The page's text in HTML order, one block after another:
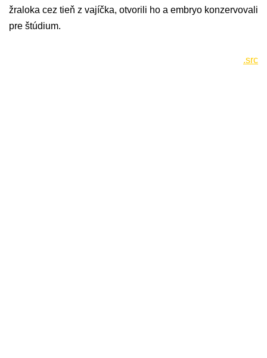
žraloka cez tieň z vajíčka, otvorili ho a embryo konzervovali
pre štúdium.
.src